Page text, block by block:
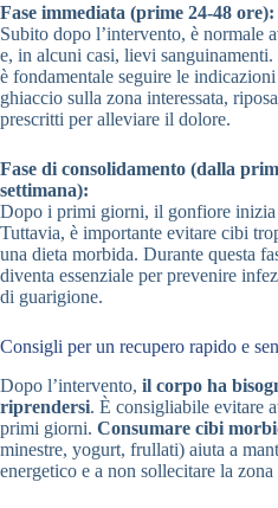
Fase immediata (prime 24-48 ore):
Subito dopo l’intervento, è normale
e, in alcuni casi, lievi
è fondamentale seguire le
ghiaccio sulla zona interessata,
prescritti per alleviare il dolore.
Fase di consolidamento (dalla
settimana):
Dopo i primi giorni, il gonfiore inizia
Tuttavia, è importante evitare cibi
una dieta morbida. Durante questa
diventa essenziale per prevenire
di guarigione.
Consigli per un recupero rapido e
Dopo l’intervento, il corpo ha
riprendersi. È consigliabile evitare
primi giorni. Consumare cibi
minestre, yogurt, frullati) aiuta a
energetico e a non sollecitare la zona